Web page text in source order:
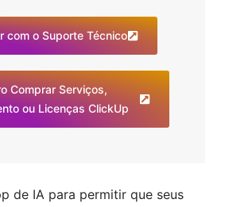
com o Suporte Técnico
Comprar Serviços,
ou Licenças ClickUp
de IA para permitir que seus